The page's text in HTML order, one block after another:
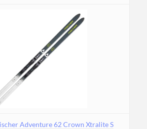
Adventure 62 Crown Xtralite S